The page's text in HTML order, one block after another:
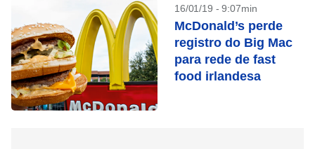
16/01/19 - 9:07min
McDonald’s perde
registro do Big Mac
para rede de fast
food irlandesa